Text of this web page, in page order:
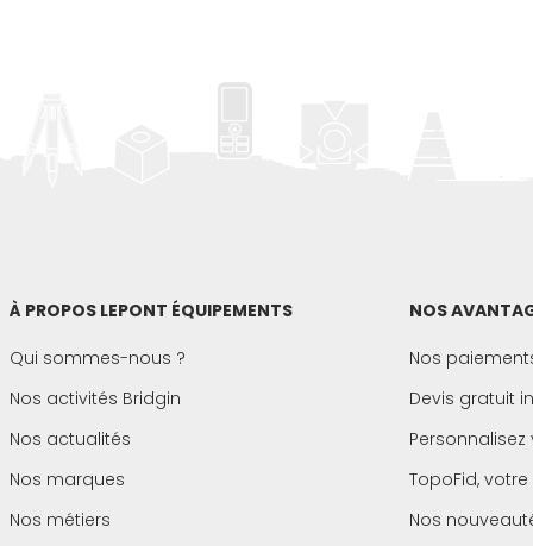
À PROPOS LEPONT ÉQUIPEMENTS
Qui sommes-nous ?
Nos activités Bridgin
Nos actualités
Nos marques
Nos métiers
NOS
Nos
Devis gratuit
TopoFid,
Nos